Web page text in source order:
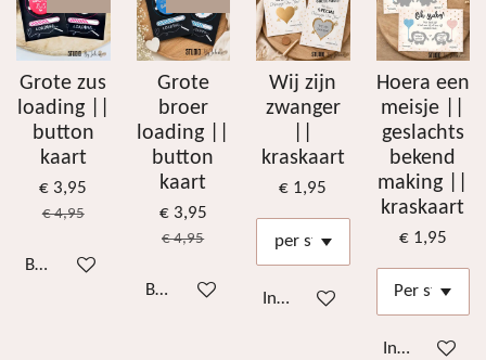
Grote zus
loading ||
button
kaart
€ 3,95
€ 4,95
Bekijk details
Grote
broer
loading ||
button
kaart
€ 3,95
€ 4,95
Bekijk details
Wij zijn
zwanger
kraskaart
€ 1,95
In winkelwagen
Hoera een
meisje ||
geslachts
bekend
making ||
kraskaart
€ 1,95
In